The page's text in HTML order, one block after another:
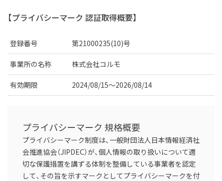
【プライバシーマーク 認証取得概要】
登録番号 第21000235(10)号
事業所の名称 株式会社コルモ
有効期限 2024/08/15～2026/08/14
プライバシーマーク 規格概要
プライバシーマーク制度は、一般財団法人日本情報経済社
会推進協会（JIPDEC）が、個人情報の取り扱いについて適
切な保護措置を講ずる体制を整備している事業者を認定
して、その旨を示すマークとしてプライバシーマークを付